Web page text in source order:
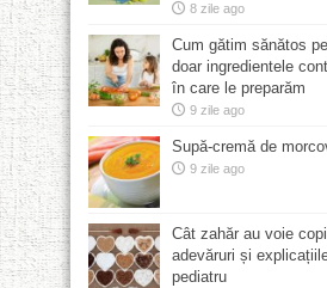
8 zile ago
Cum gătim sănătos
doar ingredientele
în care le preparăm
9 zile ago
Supă-cremă de
9 zile ago
Cât zahăr au voie
adevăruri și
pediatru